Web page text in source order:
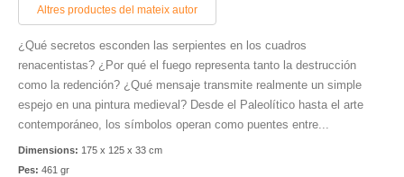
Altres productes del mateix autor
¿Qué secretos esconden las serpientes en los cuadros
renacentistas? ¿Por qué el fuego representa tanto la destrucción
como la redención? ¿Qué mensaje transmite realmente un simple
espejo en una pintura medieval? Desde el Paleolítico hasta el arte
contemporáneo, los símbolos operan como puentes entre...
Dimensions: 175 x 125 x 33 cm
Pes: 461 gr